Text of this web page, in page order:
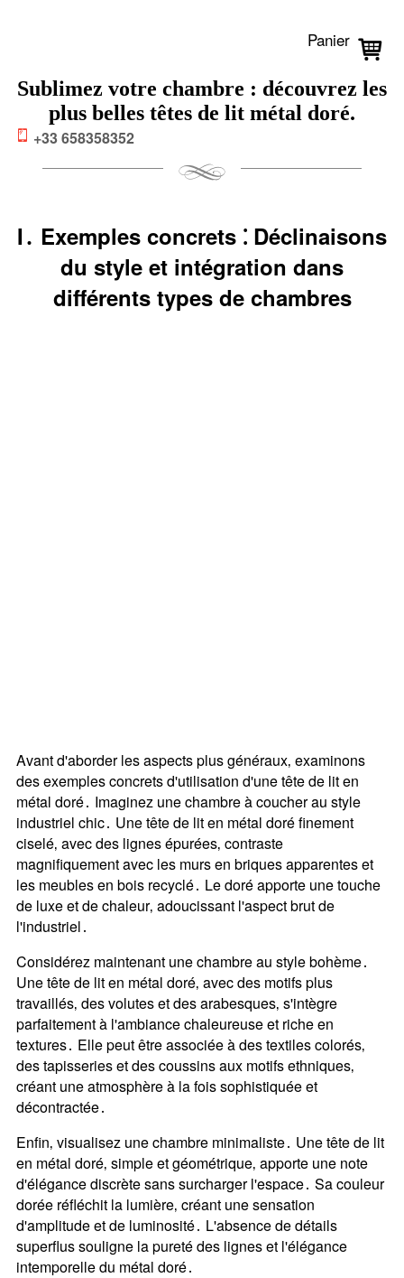
+33 658358352
Panier
Sublimez votre chambre : découvrez les
plus belles têtes de lit métal doré.
I․ Exemples concrets ⁚ Déclinaisons
du style et intégration dans
différents types de chambres
Avant d'aborder les aspects plus généraux‚ examinons
des exemples concrets d'utilisation d'une tête de lit en
métal doré․ Imaginez une chambre à coucher au style
industriel chic․ Une tête de lit en métal doré finement
ciselé‚ avec des lignes épurées‚ contraste
magnifiquement avec les murs en briques apparentes et
les meubles en bois recyclé․ Le doré apporte une touche
de luxe et de chaleur‚ adoucissant l'aspect brut de
l'industriel․
Considérez maintenant une chambre au style bohème․
Une tête de lit en métal doré‚ avec des motifs plus
travaillés‚ des volutes et des arabesques‚ s'intègre
parfaitement à l'ambiance chaleureuse et riche en
textures․ Elle peut être associée à des textiles colorés‚
des tapisseries et des coussins aux motifs ethniques‚
créant une atmosphère à la fois sophistiquée et
décontractée․
Enfin‚ visualisez une chambre minimaliste․ Une tête de lit
en métal doré‚ simple et géométrique‚ apporte une note
d'élégance discrète sans surcharger l'espace․ Sa couleur
dorée réfléchit la lumière‚ créant une sensation
d'amplitude et de luminosité․ L'absence de détails
superflus souligne la pureté des lignes et l'élégance
intemporelle du métal doré․